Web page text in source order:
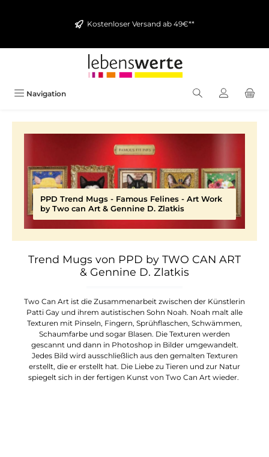
Kostenloser Versand ab 49€**
Navigation
PPD Trend Mugs - Famous Felines - Art Work
by Two can Art & Gennine D. Zlatkis
Trend Mugs von PPD by TWO CAN ART
& Gennine D. Zlatkis
Two Can Art ist die Zusammenarbeit zwischen der Künstlerin
Patti Gay und ihrem autistischen Sohn Noah. Noah malt alle
Texturen mit Pinseln, Fingern, Sprühflaschen, Schwämmen,
Schaumfarbe und sogar Blasen. Die Texturen werden
gescannt und dann in Photoshop in Bilder umgewandelt.
Jedes Bild wird ausschließlich aus den gemalten Texturen
erstellt, die er erstellt hat. Die Liebe zu Tieren und zur Natur
spiegelt sich in der fertigen Kunst von Two Can Art wieder.